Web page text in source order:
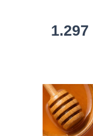
1.297